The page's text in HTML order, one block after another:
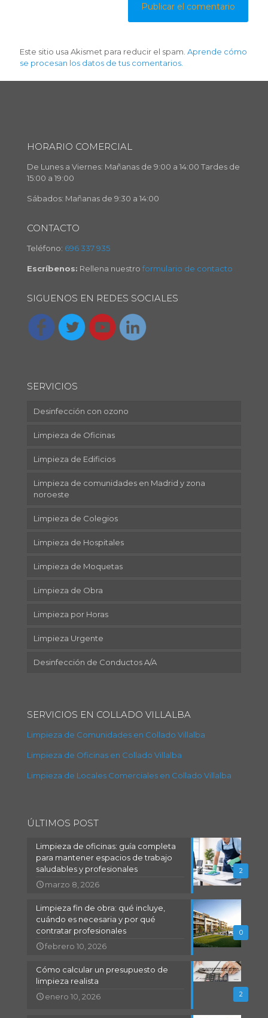
Este sitio usa Akismet para reducir el spam. Aprende cómo
se procesan los datos de tus comentarios.
HORARIO COMERCIAL
De Lunes a Viernes: Mañanas de 9:00 a 14:00 Tardes de
15:00 a 19:00
Sábados: Mañanas de 9:30 a 14:00
CONTACTO
Teléfono: 696 337 935
Escríbenos: Rellena nuestro formulario de contacto
SIGUENOS EN REDES SOCIALES
SERVICIOS
Desinfección con ozono
Limpieza de Oficinas
Limpieza de Edificios
Limpieza de comunidades en Madrid y zona
noroeste
Limpieza de Colegios
Limpieza de Hospitales
Limpieza de Moquetas
Limpieza de Obra
Limpieza por Horas
Limpieza Urgente
Desinfección de Conductos A/A
SERVICIOS EN COLLADO VILLALBA
Limpieza de Comunidades en Collado Villalba
Limpieza de Oficinas en Collado Villalba
Limpieza de Locales Comerciales en Collado Villalba
ÚLTIMOS POST
2
Limpieza de oficinas: guía completa
para mantener espacios de trabajo
saludables y profesionales
marzo 8, 2026
0
Limpieza fin de obra: qué incluye,
cuándo es necesaria y por qué
contratar profesionales
febrero 10, 2026
2
Cómo calcular un presupuesto de
limpieza realista
enero 10, 2026